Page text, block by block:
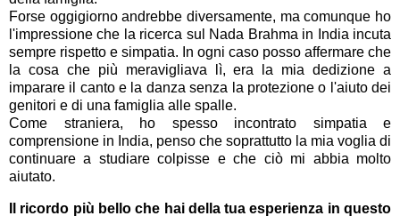
Forse oggigiorno andrebbe diversamente, ma comunque ho
l'impressione che la ricerca sul Nada Brahma in India incuta
sempre rispetto e simpatia. In ogni caso posso affermare che
la cosa che più meravigliava lì, era la mia dedizione a
imparare il canto e la danza senza la protezione o l'aiuto dei
genitori e di una famiglia alle spalle.
Come straniera, ho spesso incontrato simpatia e
comprensione in India, penso che soprattutto la mia voglia di
continuare a studiare colpisse e che ciò mi abbia molto
aiutato.
Il ricordo più bello che hai della tua esperienza in questo